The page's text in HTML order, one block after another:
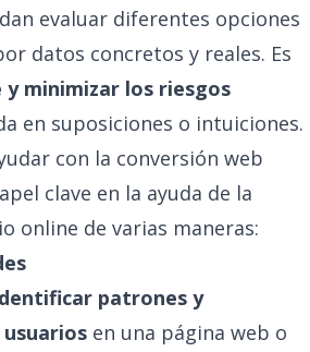
evaluar diferentes opciones
datos concretos y reales. Es
minimizar los riesgos
en suposiciones o intuiciones.
con la conversión web
clave en la ayuda de la
online de varias maneras:
patrones y
en una página web o